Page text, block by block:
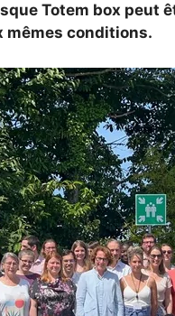
Totem box peut
mêmes conditions.